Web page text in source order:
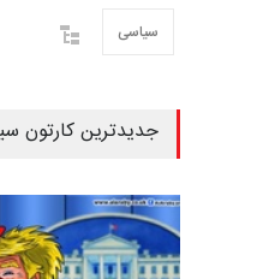
سیاسی
جدیدترین کارتون